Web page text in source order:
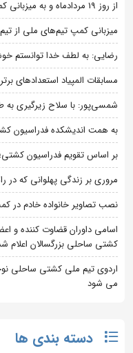
از روز 19 مردادماه و به میزبانی کمپ تیم های ملی؛
میزبانی کمپ تیم‌های ملی از
رضایی: به لطف خدا توانستم
مسابقات المپیاد استعدادهای
شمسی‌پور: با سلاح زیرگیری به
به همت اندیشکده فدراسیون
بر اساس تقویم فدراسیون کشتی؛
مروری بر زندگی پهلوانی که در
نصب تصاویر خانواده خادم در
اسامی داوران قضاوت کننده و
کشتی ساحلی بزرگسالان اعلام
می شود
دسته بندی ها